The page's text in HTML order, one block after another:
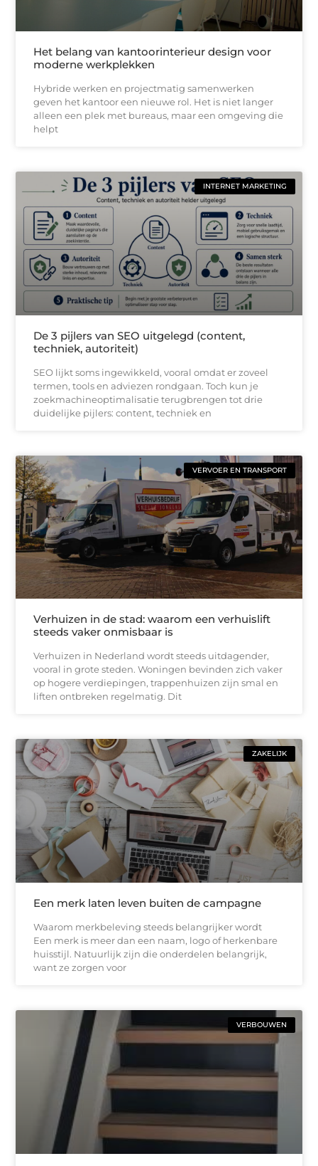
Het belang van kantoorinterieur design voor
moderne werkplekken
Hybride werken en projectmatig samenwerken
geven het kantoor een nieuwe rol. Het is niet langer
alleen een plek met bureaus, maar een omgeving die
helpt
INTERNET MARKETING
De 3 pijlers van SEO uitgelegd (content,
techniek, autoriteit)
SEO lijkt soms ingewikkeld, vooral omdat er zoveel
termen, tools en adviezen rondgaan. Toch kun je
zoekmachineoptimalisatie terugbrengen tot drie
duidelijke pijlers: content, techniek en
VERVOER EN TRANSPORT
Verhuizen in de stad: waarom een verhuislift
steeds vaker onmisbaar is
Verhuizen in Nederland wordt steeds uitdagender,
vooral in grote steden. Woningen bevinden zich vaker
op hogere verdiepingen, trappenhuizen zijn smal en
liften ontbreken regelmatig. Dit
ZAKELIJK
Een merk laten leven buiten de campagne
Waarom merkbeleving steeds belangrijker wordt
Een merk is meer dan een naam, logo of herkenbare
huisstijl. Natuurlijk zijn die onderdelen belangrijk,
want ze zorgen voor
VERBOUWEN